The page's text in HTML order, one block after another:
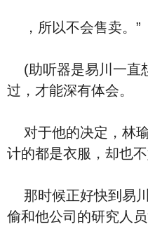
，所以不会售卖。”
(助听器是易川一直
过，才能深有体会。
对于他的决定，林
计的都是衣服，却也
那时候正好快到易
偷和他公司的研究人